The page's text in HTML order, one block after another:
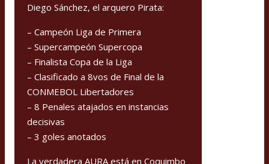
Diego Sánchez, el arquero Pirata:
– Campeón Liga de Primera
– Supercampeón Supercopa
– Finalista Copa de la Liga
– Clasificado a 8vos de Final de la
CONMEBOL Libertadores
– 8 Penales atajados en instancias
decisivas
– 3 goles anotados
La verdadera AURA está en Coquimbo